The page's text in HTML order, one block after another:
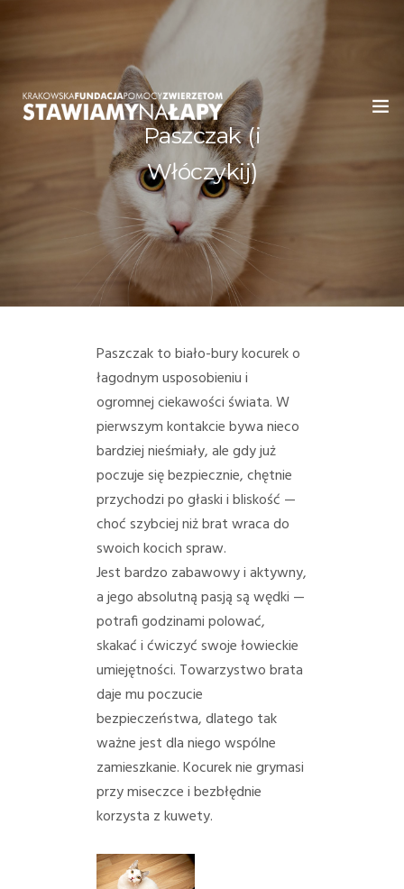
OGŁOSZENIA
PRZYJACIELE
PORADY/PRAWO
Paszczak (i
Włóczykij)
Paszczak to biało-bury kocurek o
łagodnym usposobieniu i
ogromnej ciekawości świata. W
pierwszym kontakcie bywa nieco
bardziej nieśmiały, ale gdy już
poczuje się bezpiecznie, chętnie
przychodzi po głaski i bliskość —
choć szybciej niż brat wraca do
swoich kocich spraw.
Jest bardzo zabawowy i aktywny,
a jego absolutną pasją są wędki —
potrafi godzinami polować,
skakać i ćwiczyć swoje łowieckie
umiejętności. Towarzystwo brata
daje mu poczucie
bezpieczeństwa, dlatego tak
ważne jest dla niego wspólne
zamieszkanie. Kocurek nie grymasi
przy miseczce i bezbłędnie
korzysta z kuwety.